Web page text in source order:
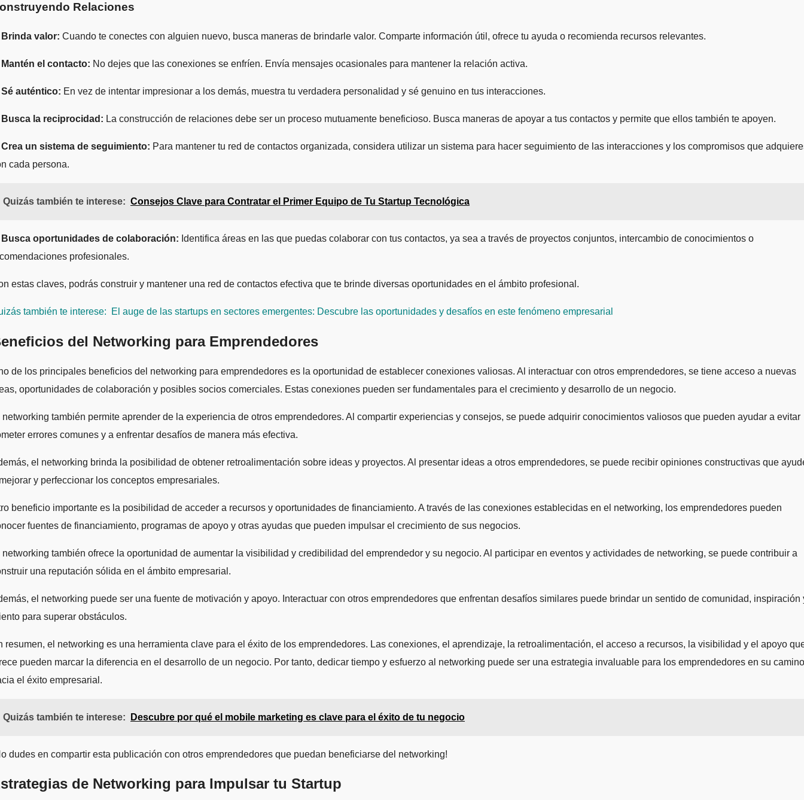
Relaciones
Brinda valor: Cuando te conectes con alguien nuevo, busca maneras de brindarle valor. Comparte información útil, ofrece tu ayuda o recomienda recursos relevantes.
Mantén el contacto: No dejes que las conexiones se enfríen. Envía mensajes ocasionales para mantener la relación activa.
Sé auténtico: En vez de intentar impresionar a los demás, muestra tu verdadera personalidad y sé genuino en tus interacciones.
Busca la reciprocidad: La construcción de relaciones debe ser un proceso mutuamente beneficioso. Busca maneras de apoyar a tus contactos y permite que ellos también te apoyen.
Crea un sistema de seguimiento: Para mantener tu red de contactos organizada, considera utilizar un sistema para hacer seguimiento de las interacciones y los compromisos que
cada persona.
Quizás también te interese: Consejos Clave para Contratar el Primer Equipo de Tu Startup Tecnológica
Busca oportunidades de colaboración: Identifica áreas en las que puedas colaborar con tus contactos, ya sea a través de proyectos conjuntos, intercambio de conocimientos o
profesionales.
estas claves, podrás construir y mantener una red de contactos efectiva que te brinde diversas oportunidades en el ámbito profesional.
también te interese: El auge de las startups en sectores emergentes: Descubre las oportunidades y desafíos en este fenómeno empresarial
del Networking para Emprendedores
de los principales beneficios del networking para emprendedores es la oportunidad de establecer conexiones valiosas. Al interactuar con otros emprendedores, se tiene acceso a nuevas
oportunidades de colaboración y posibles socios comerciales. Estas conexiones pueden ser fundamentales para el crecimiento y desarrollo de un negocio.
networking también permite aprender de la experiencia de otros emprendedores. Al compartir experiencias y consejos, se puede adquirir conocimientos valiosos que pueden ayudar a evitar
errores comunes y a enfrentar desafíos de manera más efectiva.
el networking brinda la posibilidad de obtener retroalimentación sobre ideas y proyectos. Al presentar ideas a otros emprendedores, se puede recibir opiniones constructivas que
y perfeccionar los conceptos empresariales.
beneficio importante es la posibilidad de acceder a recursos y oportunidades de financiamiento. A través de las conexiones establecidas en el networking, los emprendedores pueden
fuentes de financiamiento, programas de apoyo y otras ayudas que pueden impulsar el crecimiento de sus negocios.
networking también ofrece la oportunidad de aumentar la visibilidad y credibilidad del emprendedor y su negocio. Al participar en eventos y actividades de networking, se puede contribuir a
una reputación sólida en el ámbito empresarial.
el networking puede ser una fuente de motivación y apoyo. Interactuar con otros emprendedores que enfrentan desafíos similares puede brindar un sentido de comunidad, inspiración
para superar obstáculos.
resumen, el networking es una herramienta clave para el éxito de los emprendedores. Las conexiones, el aprendizaje, la retroalimentación, el acceso a recursos, la visibilidad y el apoyo
pueden marcar la diferencia en el desarrollo de un negocio. Por tanto, dedicar tiempo y esfuerzo al networking puede ser una estrategia invaluable para los emprendedores en su camino
el éxito empresarial.
Quizás también te interese: Descubre por qué el mobile marketing es clave para el éxito de tu negocio
dudes en compartir esta publicación con otros emprendedores que puedan beneficiarse del networking!
de Networking para Impulsar tu Startup